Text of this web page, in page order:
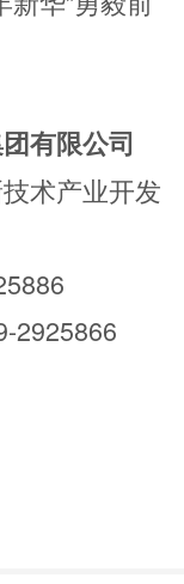
有限公司
术产业开发
2925866